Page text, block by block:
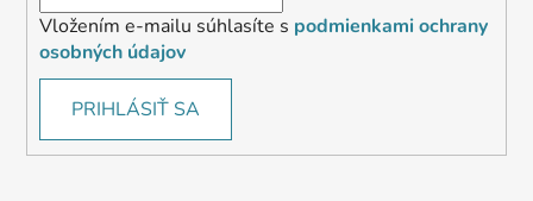
Vložením e-mailu súhlasíte s podmienkami ochrany
osobných údajov
PRIHLÁSIŤ SA